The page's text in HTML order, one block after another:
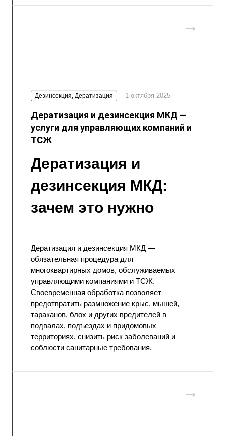
Дезинсекция, Дератизация 1 октября 2025
Дератизация и дезинсекция МКД —
услуги для управляющих компаний и
ТСЖ
Дератизация и
дезинсекция МКД:
зачем это нужно
Дератизация и дезинсекция МКД —
обязательная процедура для
многоквартирных домов, обслуживаемых
управляющими компаниями и ТСЖ.
Своевременная обработка позволяет
предотвратить размножение крыс, мышей,
тараканов, блох и других вредителей в
подвалах, подъездах и придомовых
территориях, снизить риск заболеваний и
соблюсти санитарные требования.